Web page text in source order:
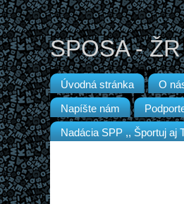
SPOSA - ŽR
Úvodná stránka O
Napíšte nám
Nadácia SPP ,, Športuj aj